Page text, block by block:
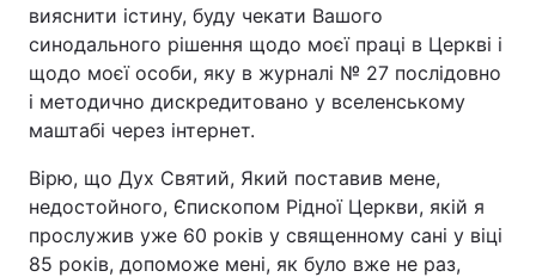
вияснити істину, буду чекати Вашого
синодального рішення щодо моєї праці в Церкві і
щодо моєї особи, яку в журналі № 27 послідовно
і методично дискредитовано у вселенському
маштабі через інтернет.
Вірю, що Дух Святий, Який поставив мене,
недостойного, Єпископом Рідної Церкви, якій я
прослужив уже 60 років у священному сані у віці
85 років, допоможе мені, як було вже не раз,